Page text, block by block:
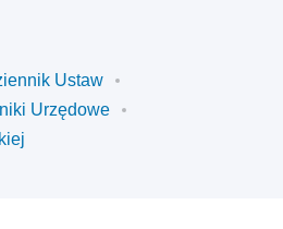
Ustaw
Urzędowe